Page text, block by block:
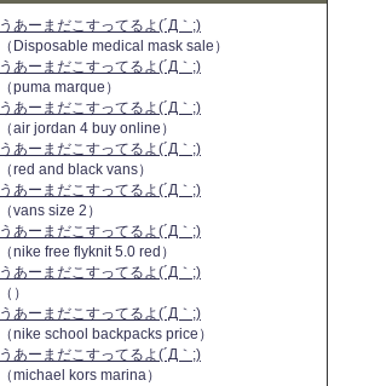
うあーまだこすってるよ(´Д｀;)
（Disposable medical mask sale）
うあーまだこすってるよ(´Д｀;)
（puma marque）
うあーまだこすってるよ(´Д｀;)
（air jordan 4 buy online）
うあーまだこすってるよ(´Д｀;)
（red and black vans）
うあーまだこすってるよ(´Д｀;)
（vans size 2）
うあーまだこすってるよ(´Д｀;)
（nike free flyknit 5.0 red）
うあーまだこすってるよ(´Д｀;)
（）
うあーまだこすってるよ(´Д｀;)
（nike school backpacks price）
うあーまだこすってるよ(´Д｀;)
（michael kors marina）